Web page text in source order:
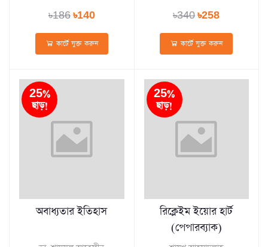
৳186৳140
কার্টে যুক্ত করুন
৳340৳258
কার্টে যুক্ত করুন
25%
ছাড়!
অবাধ্যতার ইতিহাস
25%
ছাড়!
রিক্লেইম ইয়োর হার্ট
(পেপারব্যাক)